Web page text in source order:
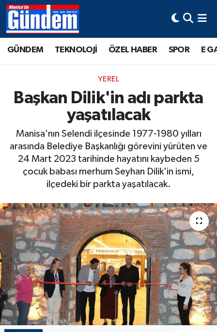
GÜNDEM TEKNOLOJİ ÖZEL HABER SPOR E
YEREL
Başkan Dilik'in adı parkta
yaşatılacak
Manisa'nın Selendi ilçesinde 1977-1980 yılları
arasında Belediye Başkanlığı görevini yürüten ve
24 Mart 2023 tarihinde hayatını kaybeden 5
çocuk babası merhum Seyhan Dilik'in ismi,
ilçedeki bir parkta yaşatılacak.
Manisa Hava Durumu
Tüm Manşetler
Son Dakika Haberleri
Haber Arşivi